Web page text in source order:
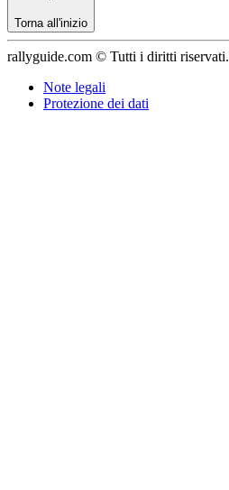
Torna all'inizio
rallyguide.com © Tutti i diritti riservati.
Note legali
Protezione dei dati